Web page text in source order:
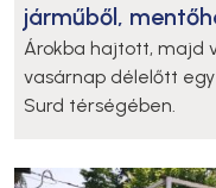
járműből,
Árokba hajtott, majd
vasárnap délelőtt
Surd térségében.